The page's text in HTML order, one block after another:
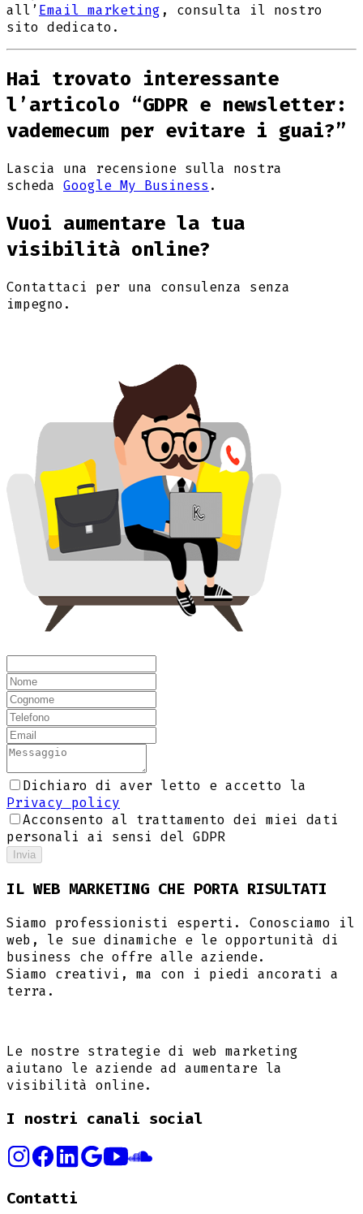
all’Email marketing , consulta il nostro
sito dedicato.
Hai trovato interessante
l’articolo “GDPR e newsletter:
vademecum per evitare i guai?”
Lascia una recensione sulla nostra
scheda Google My Business .
Vuoi aumentare la tua
visibilità online?
Contattaci per una consulenza senza
impegno.
Dichiaro di aver letto e accetto la
Privacy policy
Acconsento al trattamento dei miei dati
personali ai sensi del GDPR
Invia
IL WEB MARKETING CHE PORTA RISULTATI
Siamo professionisti esperti. Conosciamo il
web, le sue dinamiche e le opportunità di
business che offre alle aziende.
Siamo creativi, ma con i piedi ancorati a
terra.
Le nostre strategie di web marketing
aiutano le aziende ad aumentare la
visibilità online.
I nostri canali social
Contatti